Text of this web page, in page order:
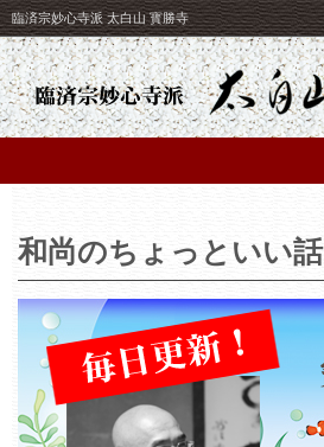
臨済宗妙心寺派 太白山 寳勝寺
和尚のちょっといい話